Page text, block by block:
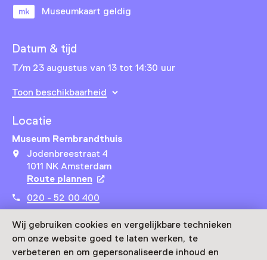
Wij gebruiken cookies en vergelijkbare technieken
om onze website goed te laten werken, te
verbeteren en om gepersonaliseerde inhoud en
Museumkaart geldig
Datum & tijd
T/m 23 augustus van 13 tot 14:30 uur
Toon beschikbaarheid
Locatie
Museum Rembrandthuis
Jodenbreestraat 4
1011 NK Amsterdam
Route plannen Opent in een nieuw tabblad
020 - 52 00 400
Vandaag open van 10:00 tot 18:00 uur
Meer openingstijden